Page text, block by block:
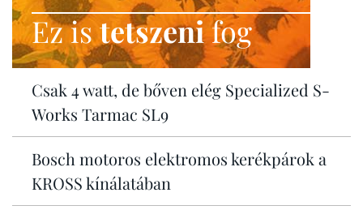
Ez istetszenifog
Csak 4 watt, de bőven elég Specialized S-
Works Tarmac SL9
Bosch motoros elektromos kerékpárok a
KROSS kínálatában